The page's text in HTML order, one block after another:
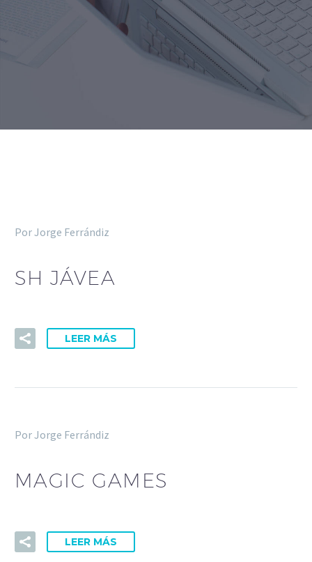
Por Jorge Ferrándiz
SH JÁVEA
LEER MÁS
Por Jorge Ferrándiz
MAGIC GAMES
LEER MÁS